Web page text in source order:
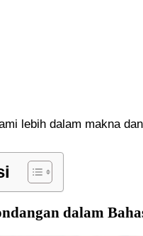
lebih dalam makna
dalam